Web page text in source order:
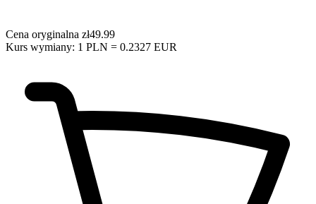
Cena oryginalna zł49.99
Kurs wymiany: 1 PLN = 0.2327 EUR